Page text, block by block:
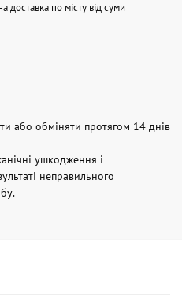
доставка по місту від суми
або обміняти протягом 14 днів
ушкодження і
неправильного